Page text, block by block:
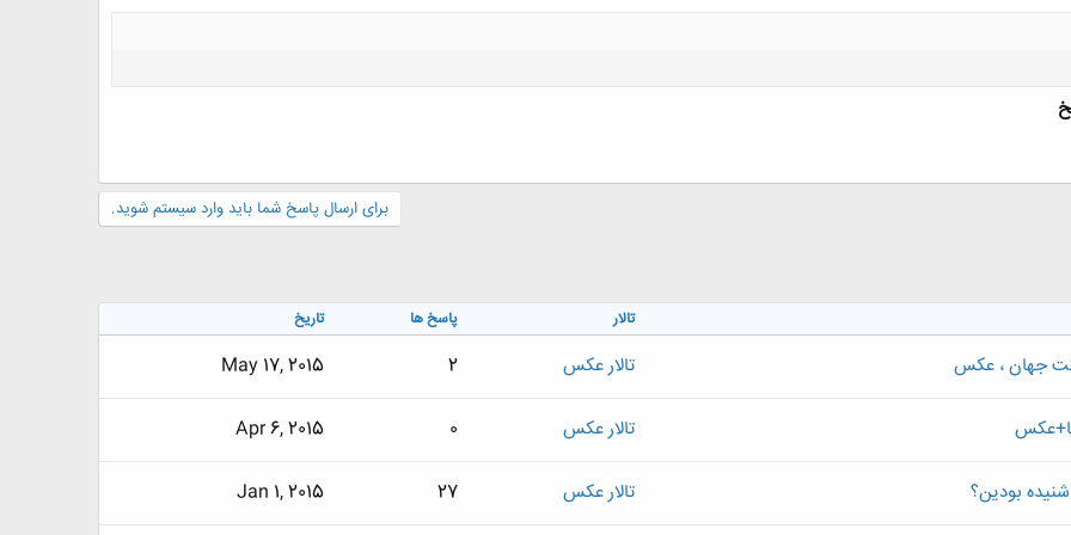
برای ارسال پاسخ شما باید وارد سیستم شوید.
تالار پاسخ ها تاریخ
جهان ، عکس تالار عکس 2
May 17, 2015
تالار عکس 0
Apr 6, 2015
بودین؟ تالار عکس 27
Jan 1, 2015